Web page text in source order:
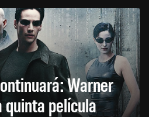
Warner
película